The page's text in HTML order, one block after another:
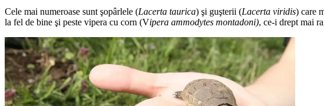
Cele mai numeroase sunt şopârlele (Lacerta taurica) şi guşterii (Lacerta viridis) care
la fel de bine şi peste vipera cu corn (Vipera ammodytes montadoni), ce-i drept mai